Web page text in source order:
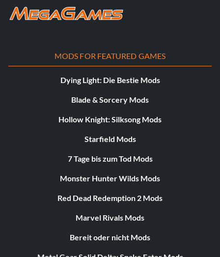
MODS FOR FEATURED GAMES
Dying Light: Die Bestie Mods
Blade & Sorcery Mods
Hollow Knight: Silksong Mods
Starfield Mods
7 Tage bis zum Tod Mods
Monster Hunter Wilds Mods
Red Dead Redemption 2 Mods
Marvel Rivals Mods
Bereit oder nicht Mods